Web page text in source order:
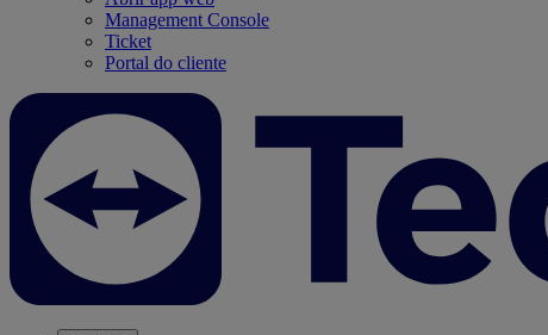
Management Console
Ticket
Portal do cliente